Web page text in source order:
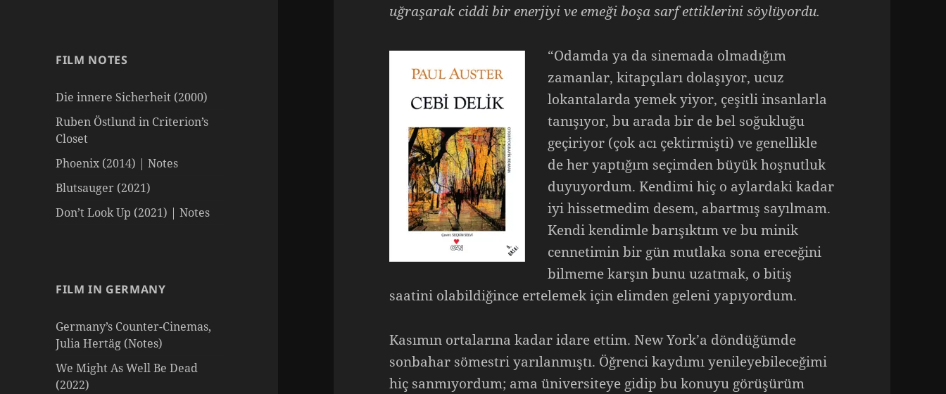
FILM NOTES
Die innere Sicherheit (2000)
Ruben Östlund in Criterion’s
Closet
Phoenix (2014) | Notes
Blutsauger (2021)
Don’t Look Up (2021) | Notes
FILM IN GERMANY
Germany’s Counter-Cinemas,
Julia Hertäg (Notes)
We Might As Well Be Dead
(2022)
uğraşarak ciddi bir enerjiyi ve emeği boşa sarf ettiklerini söylüyordu.
“Odamda ya da sinemada olmadığım
zamanlar, kitapçıları dolaşıyor, ucuz
lokantalarda yemek yiyor, çeşitli insanlarla
tanışıyor, bu arada bir de bel soğukluğu
geçiriyor (çok acı çektirmişti) ve genellikle
de her yaptığım seçimden büyük hoşnutluk
duyuyordum. Kendimi hiç o aylardaki kadar
iyi hissetmedim desem, abartmış sayılmam.
Kendi kendimle barışıktım ve bu minik
cennetimin bir gün mutlaka sona ereceğini
bilmeme karşın bunu uzatmak, o bitiş
saatini olabildiğince ertelemek için elimden geleni yapıyordum.
Kasımın ortalarına kadar idare ettim. New York’a döndüğümde
sonbahar sömestri yarılanmıştı. Öğrenci kaydımı yenileyebileceğimi
hiç sanmıyordum; ama üniversiteye gidip bu konuyu görüşürüm